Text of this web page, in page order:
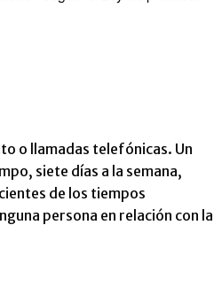
o llamadas telefónicas. Un
siete días a la semana,
de los tiempos
persona en relación con la